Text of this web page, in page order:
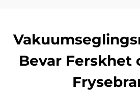
Bevar Ferskhet